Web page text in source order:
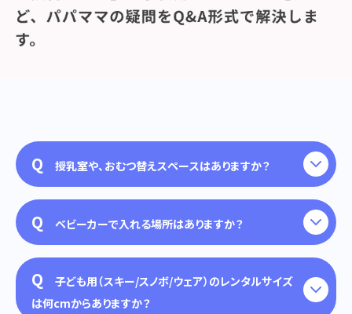
Q 授乳室や、おむつ替えスペースはありますか？
Q ベビーカーで入れる場所はありますか？
Q
子ども用（スキー/スノボ/ウェア）のレンタルサイズ
は何cmからありますか？